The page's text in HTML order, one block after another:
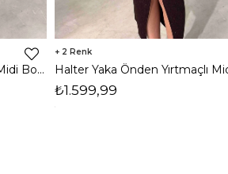
Halter Yaka Önden Yırtmaçlı Midi Boy Lacivert Hasre Kadın Elbise 26Y502
2
₺1.599,99